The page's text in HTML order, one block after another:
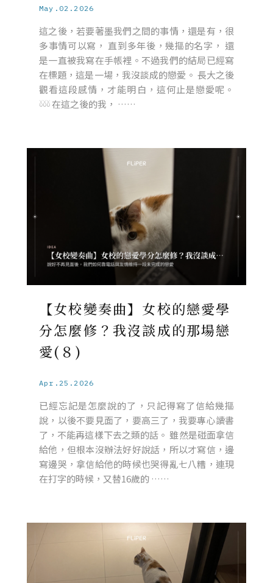
May.02.2026
這之後，若要著墨我們之間的事情，還是有，很
多事情可以寫， 直到多年後，幾摳的名字， 還
是一直被我寫在手帳裡。不過我們的結局已經寫
在標題，這是一場，我沒談成的戀愛。 長大之後
觀看這段感情，才能明白，這何止是戀愛呢。
𓍱𓍱𓍱 在這之後的我， ……
【女校變奏曲】女校的戀愛學
分怎麼修？我沒談成的那場戀
愛(８)
Apr.25.2026
已經忘記是怎麼說的了，只記得寫了信給幾摳
說，以後不要見面了，要高三了，我要專心讀書
了，不能再這樣下去之類的話。 雖然是碰面拿信
給他，但根本沒辦法好好說話，所以才寫信，邊
寫邊哭，拿信給他的時候也哭得亂七八糟，連現
在打字的時候，又替16歲的 ……